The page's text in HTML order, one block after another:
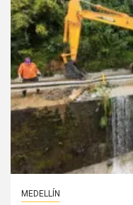
MEDELLÍN